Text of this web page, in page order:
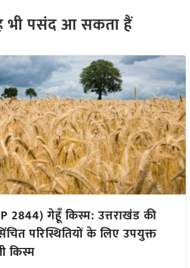
भी पसंद आ सकता हैं
2844) गेहूँ किस्म: उत्तराखंड की
परिस्थितियों के लिए उपयुक्त
किस्म